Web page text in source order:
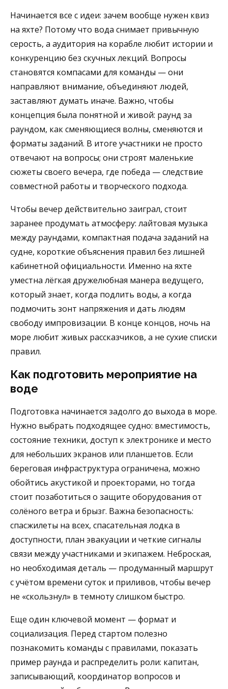
Начинается все с идеи: зачем вообще нужен квиз
на яхте? Потому что вода снимает привычную
серость, а аудитория на корабле любит истории и
конкуренцию без скучных лекций. Вопросы
становятся компасами для команды — они
направляют внимание, объединяют людей,
заставляют думать иначе. Важно, чтобы
концепция была понятной и живой: раунд за
раундом, как сменяющиеся волны, сменяются и
форматы заданий. В итоге участники не просто
отвечают на вопросы; они строят маленькие
сюжеты своего вечера, где победа — следствие
совместной работы и творческого подхода.
Чтобы вечер действительно заиграл, стоит
заранее продумать атмосферу: лайтовая музыка
между раундами, компактная подача заданий на
судне, короткие объяснения правил без лишней
кабинетной официальности. Именно на яхте
уместна лёгкая дружелюбная манера ведущего,
который знает, когда подлить воды, а когда
подмочить зонт напряжения и дать людям
свободу импровизации. В конце концов, ночь на
море любит живых рассказчиков, а не сухие списки
правил.
Как подготовить мероприятие на
воде
Подготовка начинается задолго до выхода в море.
Нужно выбрать подходящее судно: вместимость,
состояние техники, доступ к электронике и место
для небольших экранов или планшетов. Если
береговая инфраструктура ограничена, можно
обойтись акустикой и проекторами, но тогда
стоит позаботиться о защите оборудования от
солёного ветра и брызг. Важна безопасность:
спасжилеты на всех, спасательная лодка в
доступности, план эвакуации и четкие сигналы
связи между участниками и экипажем. Неброская,
но необходимая деталь — продуманный маршрут
с учётом времени суток и приливов, чтобы вечер
не «скользнул» в темноту слишком быстро.
Еще один ключевой момент — формат и
социализация. Перед стартом полезно
познакомить команды с правилами, показать
пример раунда и распределить роли: капитан,
записывающий, координатор вопросов и